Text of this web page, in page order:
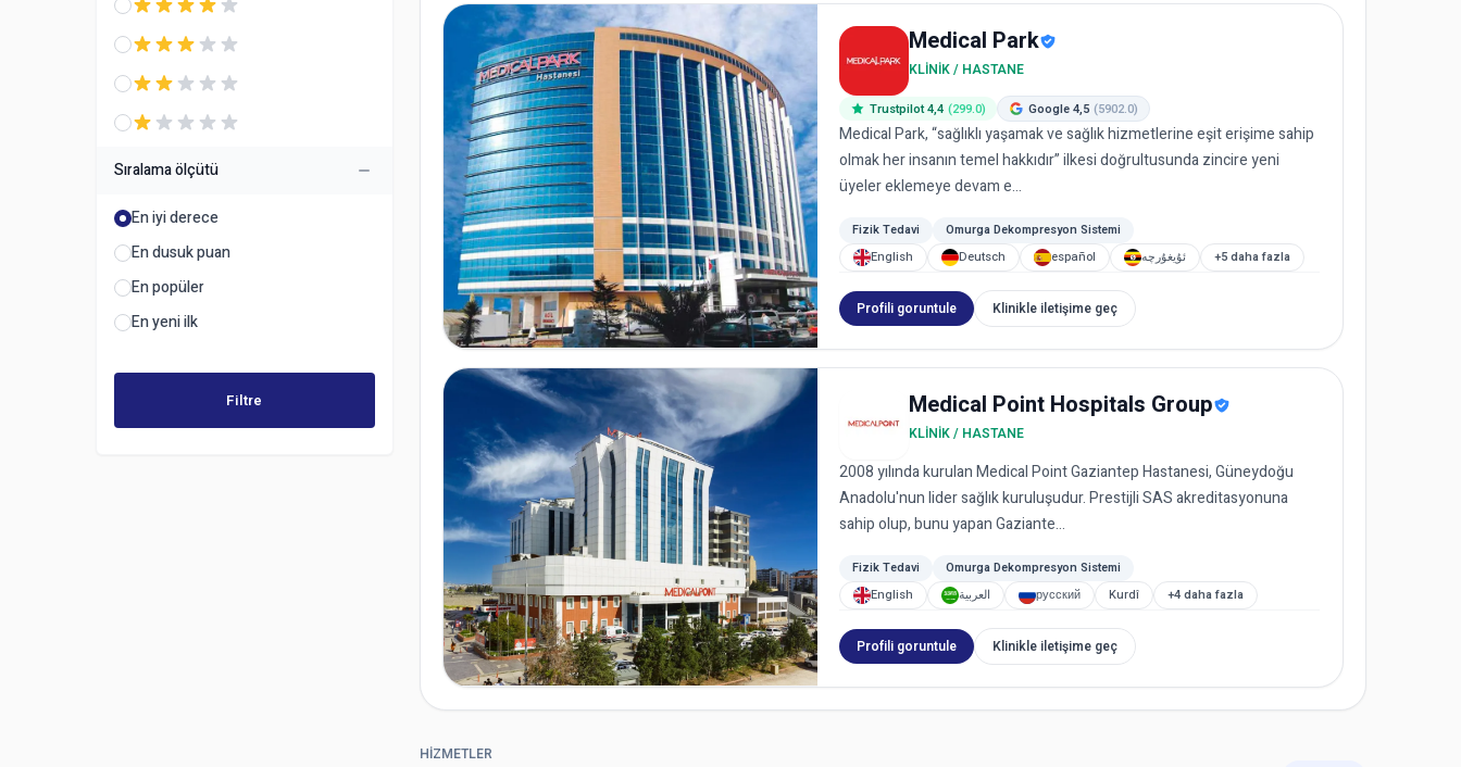
Sıralama ölçütü
En iyi derece
En dusuk puan
En popüler
En yeni ilk
Filtre
Medical Park
KLINIK / HASTANE
Trustpilot 4,4 (299.0) Google 4,5 (5902.0)
Medical Park, “sağlıklı yaşamak ve sağlık hizmetlerine eşit erişime sahip
olmak her insanın temel hakkıdır” ilkesi doğrultusunda zincire yeni
üyeler eklemeye devam e...
Fizik Tedavi
Omurga Dekompresyon Sistemi
English
Deutsch español ئۇيغۇرچە +5 daha fazla
Profili goruntule Klinikle iletişime geç
Medical Point Hospitals Group
KLINIK / HASTANE
2008 yılında kurulan Medical Point Gaziantep Hastanesi, Güneydoğu
Anadolu'nun lider sağlık kuruluşudur. Prestijli SAS akreditasyonuna
sahip olup, bunu yapan Gaziante...
Fizik Tedavi
Omurga Dekompresyon Sistemi
English
العربية русский Kurdî +4 daha fazla
Profili goruntule Klinikle iletişime geç
HIZMETLER